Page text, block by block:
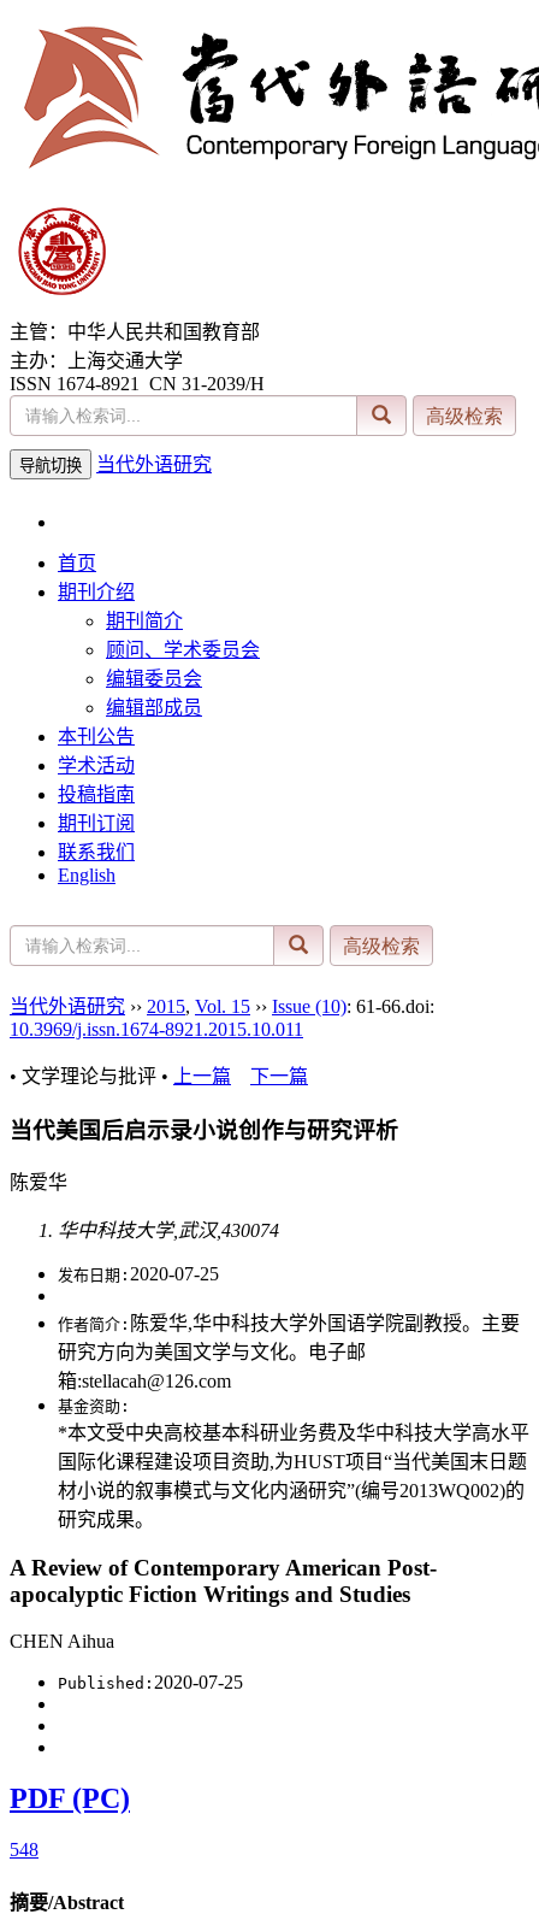
主管：中华人民共和国教育部
主办：上海交通大学
ISSN 1674-8921 CN 31-2039/H
导航切换 当代外语研究
首页
期刊介绍
期刊简介
顾问、学术委员会
编辑委员会
编辑部成员
本刊公告
学术活动
投稿指南
期刊订阅
联系我们
English
当代外语研究 ›› 2015, Vol. 15 ›› Issue (10): 61-66.doi:
10.3969/j.issn.1674-8921.2015.10.011
• 文学理论与批评 • 上一篇 下一篇
当代美国后启示录小说创作与研究评析
陈爱华
华中科技大学,武汉,430074
发布日期: 2020-07-25
作者简介: 陈爱华,华中科技大学外国语学院副教授。主要
研究方向为美国文学与文化。电子邮
箱:stellacah@126.com
基金资助:
*本文受中央高校基本科研业务费及华中科技大学高水平
国际化课程建设项目资助,为HUST项目“当代美国末日题
材小说的叙事模式与文化内涵研究”(编号2013WQ002)的
研究成果。
A Review of Contemporary American Post-
apocalyptic Fiction Writings and Studies
CHEN Aihua
Published: 2020-07-25
PDF (PC)
548
摘要/Abstract